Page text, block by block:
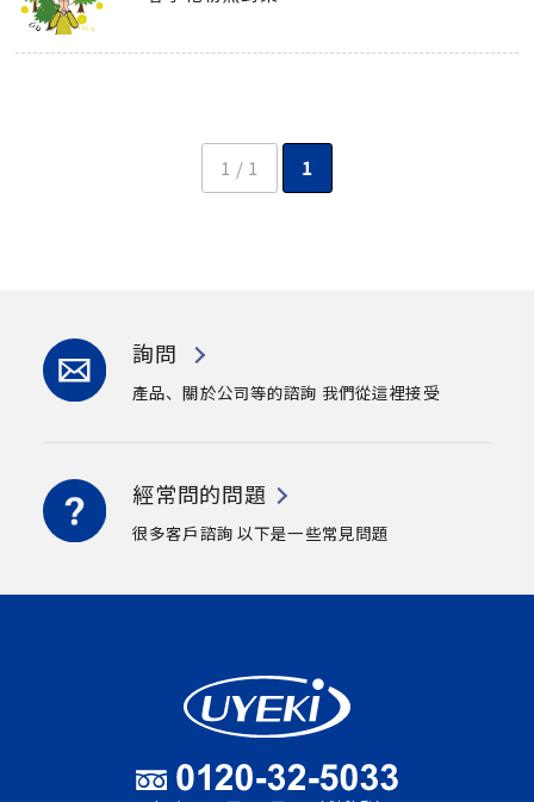
1 / 1 1
詢問
產品、關於公司等的諮詢 我們從這裡接受
經常問的問題
很多客戶諮詢 以下是一些常見問題